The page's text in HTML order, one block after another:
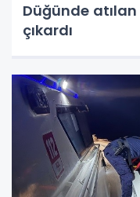
Düğünde
çıkardı